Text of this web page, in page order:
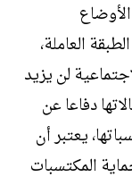
العاملة،
لن يزيد
دفاعا عن
يعتبر أن
لاتفاق 26 أبريل 2011 وحماية المكتسبات